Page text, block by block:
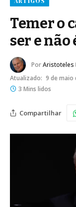
Temer o
ser e não
PorAristoteles
Atualizado: 9 de maio
3 Mins lidos
Compartilhar